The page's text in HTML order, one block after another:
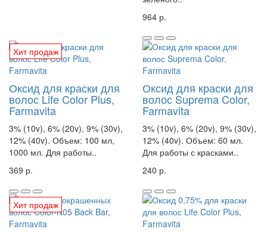
964 р.
Хит продаж
Оксид для краски для
волос Life Color Plus,
Farmavita
3% (10v), 6% (20v), 9% (30v),
12% (40v). Объем: 100 мл,
1000 мл. Для работы..
369 р.
Оксид для краски для
волос Suprema Color,
Farmavita
3% (10v), 6% (20v), 9% (30v),
12% (40v). Объем: 60 мл.
Для работы с красками..
240 р.
Хит продаж